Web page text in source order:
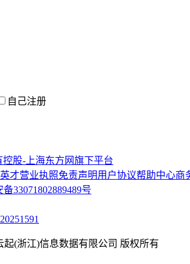
自己注册
才营业执照免责声明用户协议帮助中心商
33071802889489号
起(浙江)信息数据有限公司 版权所有